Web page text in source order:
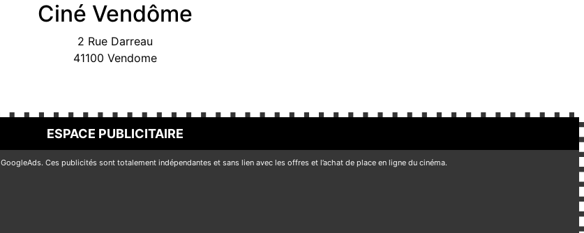
Ciné Vendôme
2 Rue Darreau
41100 Vendome
ESPACE PUBLICITAIRE
GoogleAds. Ces publicités sont totalement indépendantes et sans lien avec les offres et l’achat de place en ligne du cinéma.